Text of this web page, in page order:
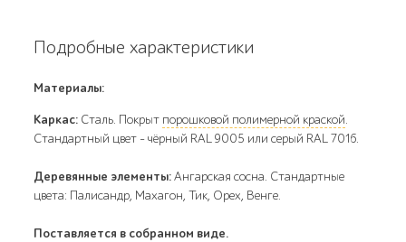
Подробные характеристики
Материалы:
Каркас: Сталь. Покрыт порошковой полимерной краской.
Стандартный цвет – чёрный RAL 9005 или серый RAL 7016.
Деревянные элементы:Ангарская сосна. Стандартные
цвета: Палисандр, Махагон, Тик, Орех, Венге.
Поставляется в собранном виде.